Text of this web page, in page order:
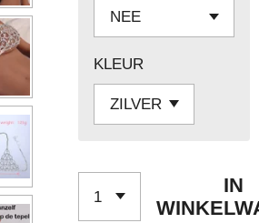
KLEUR
IN